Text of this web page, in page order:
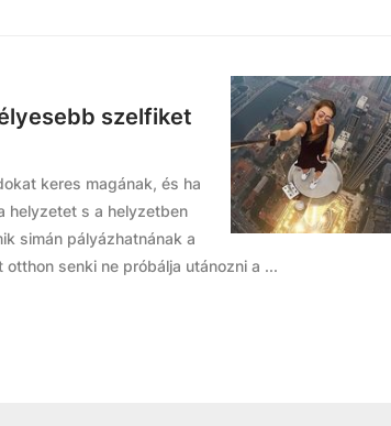
szelfiket
keres magának, és ha
helyzetet s a helyzetben
simán pályázhatnának a
senki ne próbálja utánozni a ...